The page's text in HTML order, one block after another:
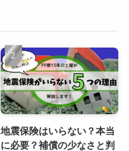
地震保険はいらない？本当
に必要？補償の少なさと判